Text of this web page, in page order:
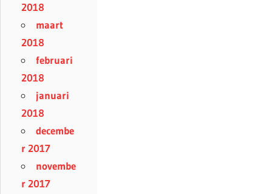
2018
maart
2018
februari
2018
januari
2018
decembe
r 2017
novembe
r 2017